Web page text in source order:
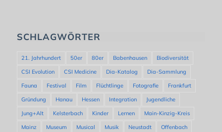
SCHLAGWÖRTER
21. Jahrhundert 50er 80er Babenhausen
Biodiversität
CSI Evolution
CSI Medicine Dia-Katalog
Dia-Sammlung
Fauna
Festival Film Flüchtlinge Fotografie
Frankfurt
Gründung
Hanau Hessen Integration
Jugendliche
Jung+Alt
Kelsterbach Kinder Lernen
Main-Kinzig-Kreis
Mainz
Museum Musical Musik Neustadt
Offenbach